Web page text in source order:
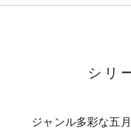
シリ
ジャンル多彩な五